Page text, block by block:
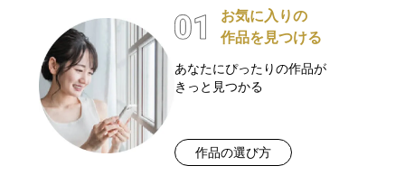
お気に入りの
作品を見つける
あなたにぴったりの作品が
きっと見つかる
作品の選び方